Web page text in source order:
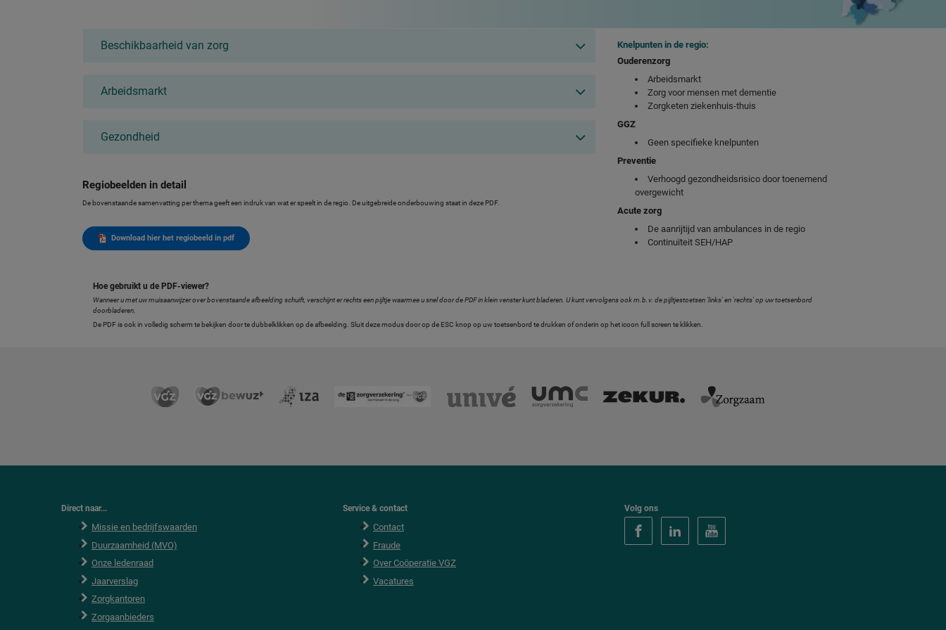
Beschikbaarheid van zorg
Arbeidsmarkt
Gezondheid
Regiobeelden in detail
De bovenstaande samenvatting per thema geeft een indruk van wat er speelt in de regio. De uitgebreide onderbouwing staat in deze PDF.
Download hier het regiobeeld in pdf
Knelpunten in de regio:
Ouderenzorg
Arbeidsmarkt
Zorg voor mensen met dementie
Zorgketen ziekenhuis-thuis
GGZ
Geen specifieke knelpunten
Preventie
Verhoogd gezondheidsrisico door toenemend
overgewicht
Acute zorg
De aanrijtijd van ambulances in de regio
Continuïteit SEH/HAP
Hoe gebruikt u de PDF-viewer?
Wanneer u met uw muisaanwijzer over bovenstaande afbeelding schuift, verschijnt er rechts een pijltje waarmee u snel door de PDF in klein venster kunt bladeren. U kunt vervolgens ook m.b.v. de pijltjestoetsen 'links' en 'rechts' op uw toetsenbord
doorbladeren.
De PDF is ook in volledig scherm te bekijken door te dubbelklikken op de afbeelding. Sluit deze modus door op de ESC knop op uw toetsenbord te drukken of onderin op het icoon full screen te klikken.
Direct naar...
Missie en bedrijfswaarden
Duurzaamheid (MVO)
Onze ledenraad
Jaarverslag
Zorgkantoren
Zorgaanbieders
Service & contact
Contact
Fraude
Over Coöperatie VGZ
Vacatures
Volg ons